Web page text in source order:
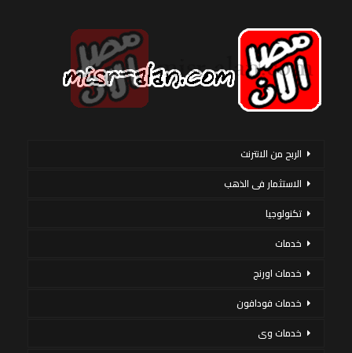
الربح من الانترنت
الاستثمار فى الذهب
تكنولوجيا
خدمات
خدمات اورنج
خدمات فودافون
خدمات وى